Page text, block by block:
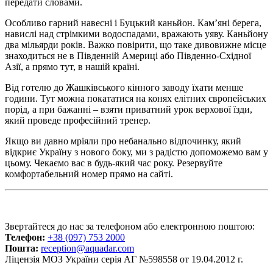
передати словами.
Особливо гарний навесні і Буцький каньйон. Кам’яні берега,
навислі над стрімкими водоспадами, вражають уяву. Каньйону
два мільярди років. Важко повірити, що таке дивовижне місце
знаходиться не в Південній Америці або Південно-Східної
Азії, а прямо тут, в нашій країні.
Від готелю до Жашківського кінного заводу їхати менше
години. Тут можна покататися на конях елітних європейських
порід, а при бажанні – взяти приватний урок верхової їзди,
який проведе професійний тренер.
Якщо ви давно мріяли про небанально відпочинку, який
відкриє Україну з нового боку, ми з радістю допоможемо вам у
цьому. Чекаємо вас в будь-який час року. Резервуйте
комфортабельний номер прямо на сайті.
Звертайтеся до нас за телефоном або електронною поштою:
Телефон: +38 (097) 753 2000
Пошта: reception@aquadar.com
Ліцензія МОЗ України серія АГ №598558 от 19.04.2012 г.